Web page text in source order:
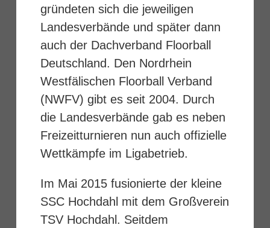
gründeten sich die jeweiligen
Landesverbände und später dann
auch der Dachverband Floorball
Deutschland. Den Nordrhein
Westfälischen Floorball Verband
(NWFV) gibt es seit 2004. Durch
die Landesverbände gab es neben
Freizeitturnieren nun auch offizielle
Wettkämpfe im Ligabetrieb.
Im Mai 2015 fusionierte der kleine
SSC Hochdahl mit dem Großverein
TSV Hochdahl. Seitdem